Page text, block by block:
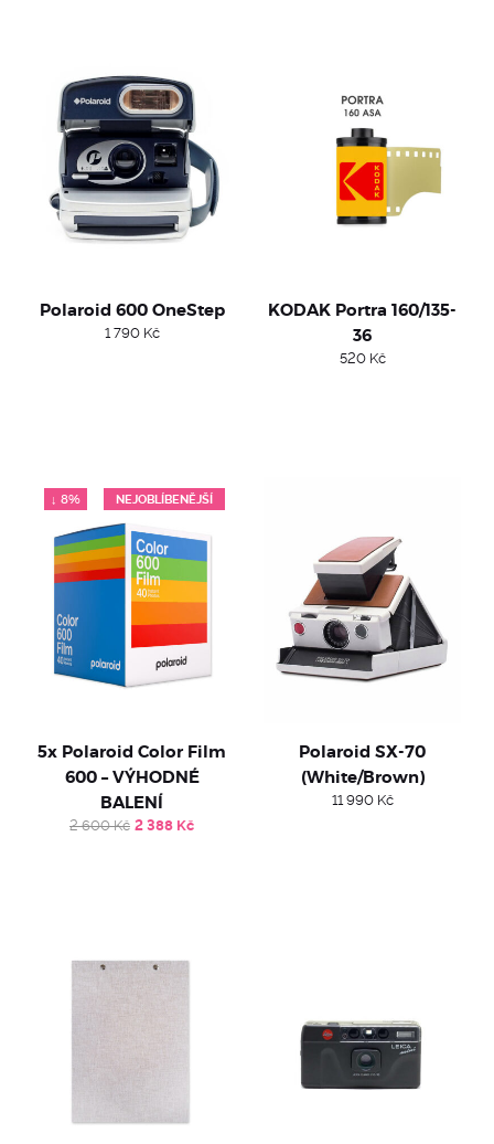
Polaroid 600 OneStep
1 790 Kč
KODAK Portra 160/135-
36
520 Kč
NEJOBLÍBENĚJŠÍ
↓ 8%
5x Polaroid Color Film
600 – VÝHODNÉ
BALENÍ
2 600Kč Original
2 388 KčCurrent
Polaroid SX-70
(White/Brown)
11 990 Kč